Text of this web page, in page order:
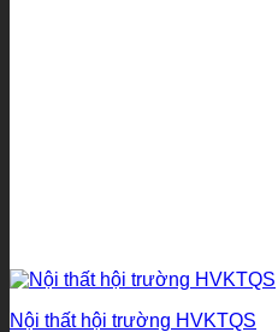
Nội thất hội trường HVKTQS